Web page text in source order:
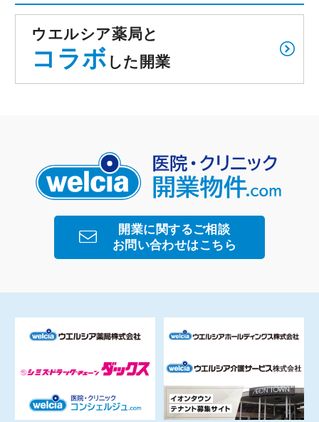
ウエルシア薬局と
コラボ した開業
開業に関するご相談
お問い合わせはこちら